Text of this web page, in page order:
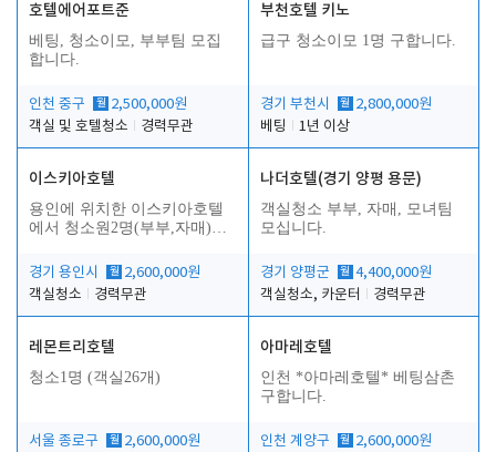
호텔에어포트준
베팅, 청소이모, 부부팀 모집
합니다.
인천 중구 월 2,500,000원
객실 및 호텔청소
경력무관
부천호텔 키노
급구 청소이모 1명 구합니다.
경기 부천시 월 2,800,000원
베팅
1년 이상
이스키아호텔
용인에 위치한 이스키아호텔
에서 청소원2명(부부,자매)을
경기 용인시
월 2,600,000원
객실청소
경력무관
나더호텔(경기 양평 용문)
객실청소 부부, 자매, 모녀팀
모십니다.
경기 양평군 월 4,400,000원
객실청소, 카운터
경력무관
레몬트리호텔
청소1명 (객실26개)
서울 종로구 월 2,600,000원
아마레호텔
인천 *아마레호텔* 베팅삼촌
구합니다.
인천 계양구 월 2,600,000원